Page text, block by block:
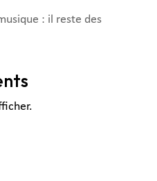
: il reste des